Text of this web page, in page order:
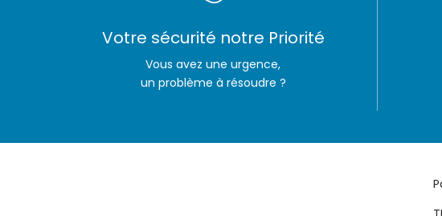
Votre sécurité notre Priorité
Vous avez une urgence,
un problème à résoudre ?